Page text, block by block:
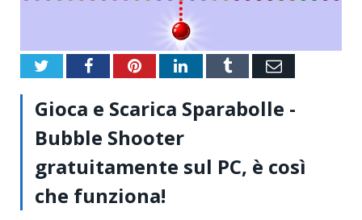
TwitterFacebookPinterestLinkedInTumblrEmail
Gioca e Scarica Sparabolle -
Bubble Shooter
gratuitamente sul PC, è così
che funziona!